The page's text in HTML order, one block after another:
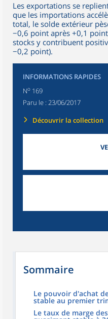
Les exportations se
que les importations
total, le solde extérieur
−0,6 point après +0,1
stocks y contribuent
−0,2 point).
INFORMATIONS RAPIDES
No 169
Paru le : 23/06/2017
Découvrir la collection
Sommaire
Le pouvoir d'achat
stable au premier
Le taux de marge